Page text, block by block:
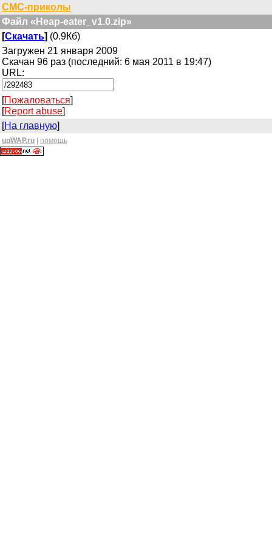
СМС-приколы
Файл «Heap-eater_v1.0.zip»
[Скачать] (0.9Кб)
Загружен 21 января 2009
Скачан 96 раз (последний: 6 мая 2011 в 19:47)
URL:
[Пожаловаться]
[Report abuse]
[На главную]
upWAP.ru помощь